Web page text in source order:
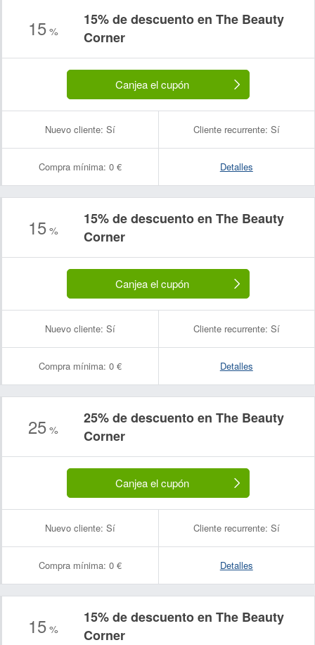
15 %
15% de descuento en The Beauty
Corner
Canjea el cupón
Nuevo cliente: Sí Cliente recurrente: Sí
Compra mínima: 0 € Detalles
15 %
15% de descuento en The Beauty
Corner
Canjea el cupón
Nuevo cliente: Sí Cliente recurrente: Sí
Compra mínima: 0 € Detalles
25 %
25% de descuento en The Beauty
Corner
Canjea el cupón
Nuevo cliente: Sí Cliente recurrente: Sí
Compra mínima: 0 € Detalles
15 %
15% de descuento en The Beauty
Corner